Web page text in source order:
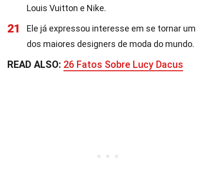
Louis Vuitton e Nike.
21
Ele já expressou interesse em se tornar um
dos maiores designers de moda do mundo.
READ ALSO: 26 Fatos Sobre Lucy Dacus